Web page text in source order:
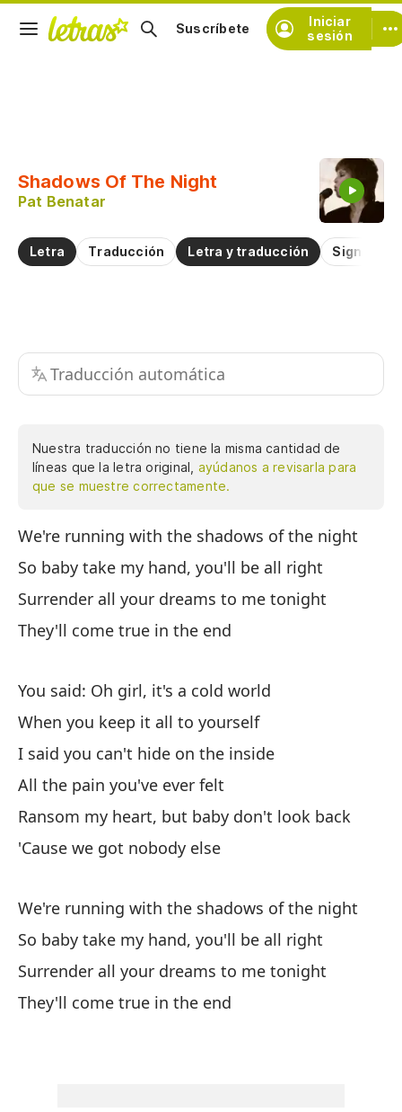
Iniciar
sesión
Suscríbete
Shadows Of The Night
Pat Benatar
Letra Traducción Letra y traducción
Traducción automática
Nuestra traducción no tiene la misma cantidad de
líneas que la letra original, ayúdanos a revisarla para
que se muestre correctamente.
We're running with the shadows of the night
So baby take my hand, you'll be all right
Surrender all your dreams to me tonight
They'll come true in the end
You said: Oh girl, it's a cold world
When you keep it all to yourself
I said you can't hide on the inside
All the pain you've ever felt
Ransom my heart, but baby don't look back
'Cause we got nobody else
We're running with the shadows of the night
So baby take my hand, you'll be all right
Surrender all your dreams to me tonight
They'll come true in the end
Practicar la pronunciación de